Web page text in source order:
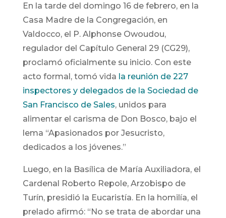
En la tarde del domingo 16 de febrero, en la
Casa Madre de la Congregación, en
Valdocco, el P. Alphonse Owoudou,
regulador del Capítulo General 29 (CG29),
proclamó oficialmente su inicio. Con este
acto formal, tomó vida la reunión de 227
inspectores y delegados de la Sociedad de
San Francisco de Sales, unidos para
alimentar el carisma de Don Bosco, bajo el
lema “Apasionados por Jesucristo,
dedicados a los jóvenes.”
Luego, en la Basílica de María Auxiliadora, el
Cardenal Roberto Repole, Arzobispo de
Turín, presidió la Eucaristía. En la homilía, el
prelado afirmó: “No se trata de abordar una